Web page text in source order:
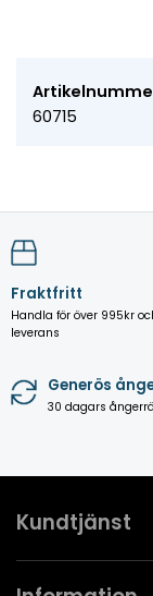
60715
Fraktfritt
Handla för över 995kr
leverans
Generös
30 dagars
Kundtjänst
Kontakta oss